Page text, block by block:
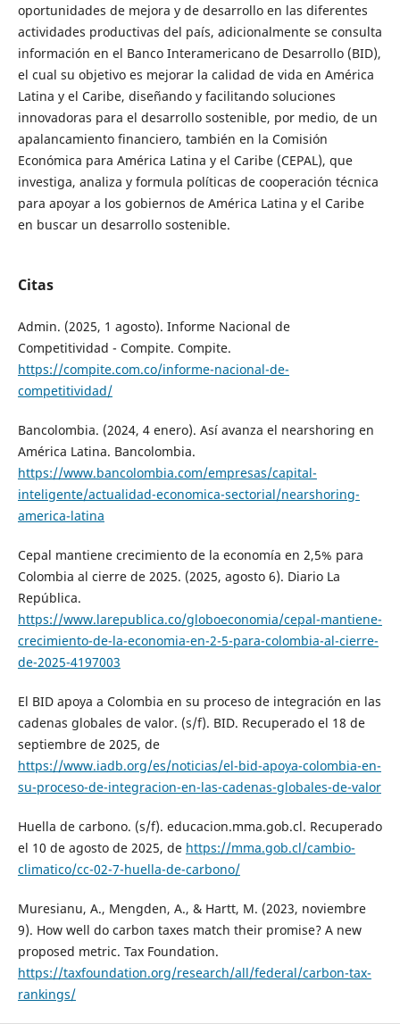
oportunidades de mejora y de desarrollo en las diferentes
actividades productivas del país, adicionalmente se consulta
información en el Banco Interamericano de Desarrollo (BID),
el cual su objetivo es mejorar la calidad de vida en América
Latina y el Caribe, diseñando y facilitando soluciones
innovadoras para el desarrollo sostenible, por medio, de un
apalancamiento financiero, también en la Comisión
Económica para América Latina y el Caribe (CEPAL), que
investiga, analiza y formula políticas de cooperación técnica
para apoyar a los gobiernos de América Latina y el Caribe
en buscar un desarrollo sostenible.
Citas
Admin. (2025, 1 agosto). Informe Nacional de
Competitividad - Compite. Compite.
https://compite.com.co/informe-nacional-de-
competitividad/
Bancolombia. (2024, 4 enero). Así avanza el nearshoring en
América Latina. Bancolombia.
https://www.bancolombia.com/empresas/capital-
inteligente/actualidad-economica-sectorial/nearshoring-
america-latina
Cepal mantiene crecimiento de la economía en 2,5% para
Colombia al cierre de 2025. (2025, agosto 6). Diario La
República.
https://www.larepublica.co/globoeconomia/cepal-mantiene-
crecimiento-de-la-economia-en-2-5-para-colombia-al-cierre-
de-2025-4197003
El BID apoya a Colombia en su proceso de integración en las
cadenas globales de valor. (s/f). BID. Recuperado el 18 de
septiembre de 2025, de
https://www.iadb.org/es/noticias/el-bid-apoya-colombia-en-
su-proceso-de-integracion-en-las-cadenas-globales-de-valor
Huella de carbono. (s/f). educacion.mma.gob.cl. Recuperado
el 10 de agosto de 2025, de https://mma.gob.cl/cambio-
climatico/cc-02-7-huella-de-carbono/
Muresianu, A., Mengden, A., & Hartt, M. (2023, noviembre
9). How well do carbon taxes match their promise? A new
proposed metric. Tax Foundation.
https://taxfoundation.org/research/all/federal/carbon-tax-
rankings/